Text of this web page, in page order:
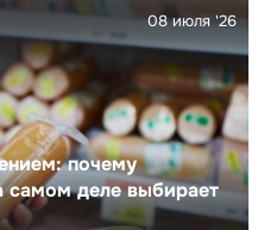
почему
самом деле выбирает
08 июля '26